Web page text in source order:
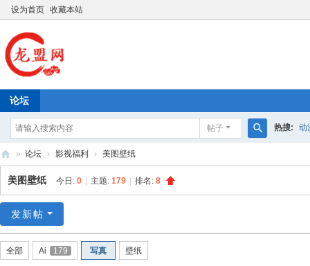
设为首页 收藏本站
论坛
帖子
索
热搜: 动
龙
盟
» 论坛 › 影视福利 › 美图壁纸
美图壁纸 今日: 0 主题: 179 排名: 8
发新帖
全部 Ai 179 写真 壁纸